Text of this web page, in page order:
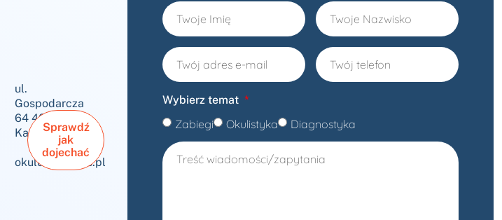
ul.
Gospodarcza
64 40-432
Katowice
okulus@okulus.pl
Sprawdź
jak
dojechać
Wybierz temat
Zabiegi Okulistyka Diagnostyka